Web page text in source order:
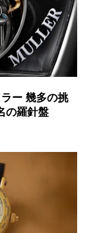
ー 幾多の挑
の羅針盤